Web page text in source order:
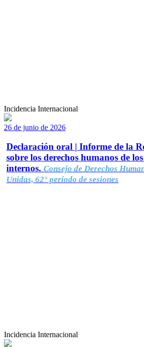
Incidencia Internacional
26 de junio de 2026
Declaración oral | Informe de la
sobre los derechos humanos de
internos. Consejo de Derechos
Unidas, 62° período de sesiones
Incidencia Internacional